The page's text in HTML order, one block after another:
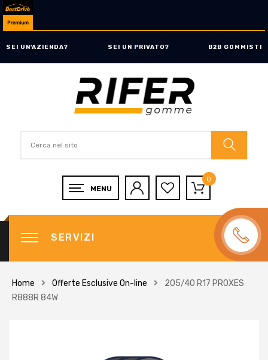
SEI UN'AZIENDA? SEI UN PRIVATO? B2B GOMMISTI
0
SERVIZI
Home Offerte Esclusive On-line
205/40 R17 PROXES
R888R 84W